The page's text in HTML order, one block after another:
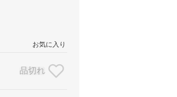
お気に入り
品切れ